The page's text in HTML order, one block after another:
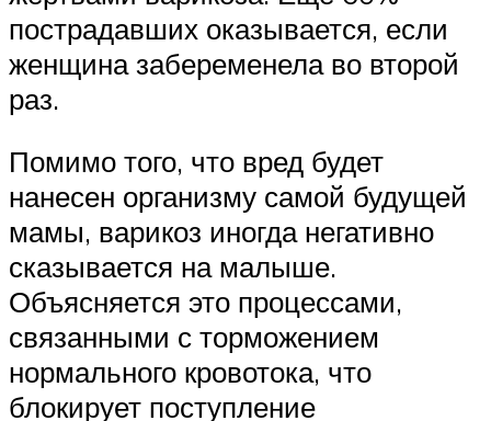
пострадавших оказывается, если
женщина забеременела во второй
раз.
Помимо того, что вред будет
нанесен организму самой будущей
мамы, варикоз иногда негативно
сказывается на малыше.
Объясняется это процессами,
связанными с торможением
нормального кровотока, что
блокирует поступление